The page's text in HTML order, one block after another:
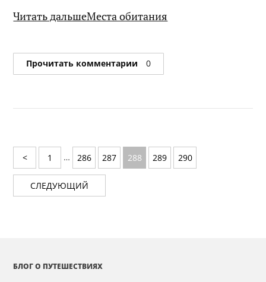
Читать дальшеМеста обитания
Прочитать комментарии 0
< 1 … 286 287 288 289 290
СЛЕДУЮЩИЙ
БЛОГ О ПУТЕШЕСТВИЯХ